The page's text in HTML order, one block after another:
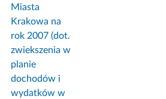
Miasta
Krakowa na
rok 2007 (dot.
zwiekszenia w
planie
dochodów i
wydatków w